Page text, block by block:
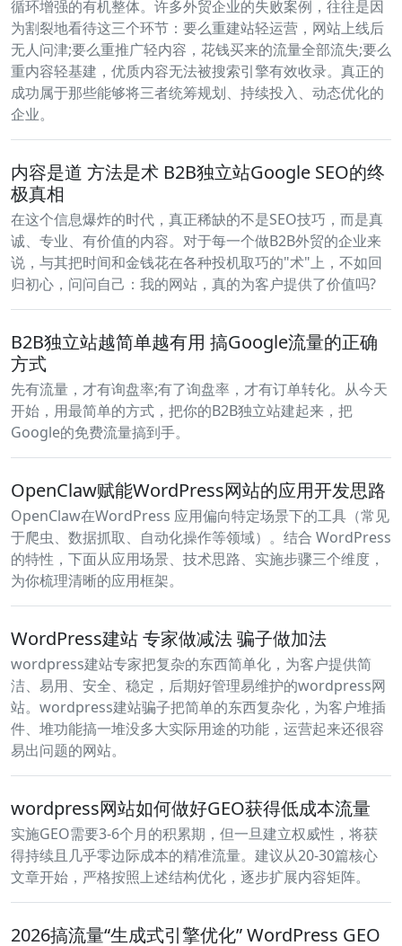
循环增强的有机整体。许多外贸企业的失败案例，往往是因
为割裂地看待这三个环节：要么重建站轻运营，网站上线后
无人问津;要么重推广轻内容，花钱买来的流量全部流失;要么
重内容轻基建，优质内容无法被搜索引擎有效收录。真正的
成功属于那些能够将三者统筹规划、持续投入、动态优化的
企业。
内容是道 方法是术 B2B独立站Google SEO的终
极真相
在这个信息爆炸的时代，真正稀缺的不是SEO技巧，而是真
诚、专业、有价值的内容。对于每一个做B2B外贸的企业来
说，与其把时间和金钱花在各种投机取巧的"术"上，不如回
归初心，问问自己：我的网站，真的为客户提供了价值吗?
B2B独立站越简单越有用 搞Google流量的正确
方式
先有流量，才有询盘率;有了询盘率，才有订单转化。从今天
开始，用最简单的方式，把你的B2B独立站建起来，把
Google的免费流量搞到手。
OpenClaw赋能WordPress网站的应用开发思路
OpenClaw在WordPress 应用偏向特定场景下的工具（常见
于爬虫、数据抓取、自动化操作等领域）。结合 WordPress
的特性，下面从应用场景、技术思路、实施步骤三个维度，
为你梳理清晰的应用框架。
WordPress建站 专家做减法 骗子做加法
wordpress建站专家把复杂的东西简单化，为客户提供简
洁、易用、安全、稳定，后期好管理易维护的wordpress网
站。wordpress建站骗子把简单的东西复杂化，为客户堆插
件、堆功能搞一堆没多大实际用途的功能，运营起来还很容
易出问题的网站。
wordpress网站如何做好GEO获得低成本流量
实施GEO需要3-6个月的积累期，但一旦建立权威性，将获
得持续且几乎零边际成本的精准流量。建议从20-30篇核心
文章开始，严格按照上述结构优化，逐步扩展内容矩阵。
2026搞流量“生成式引擎优化” WordPress GEO